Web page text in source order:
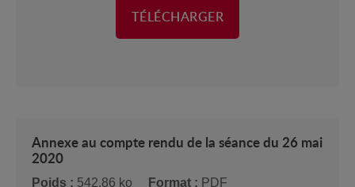
TÉLÉCHARGER
Annexe au compte rendu de la séance du 26 mai
2020
Poids : 542.86 ko Format : PDF